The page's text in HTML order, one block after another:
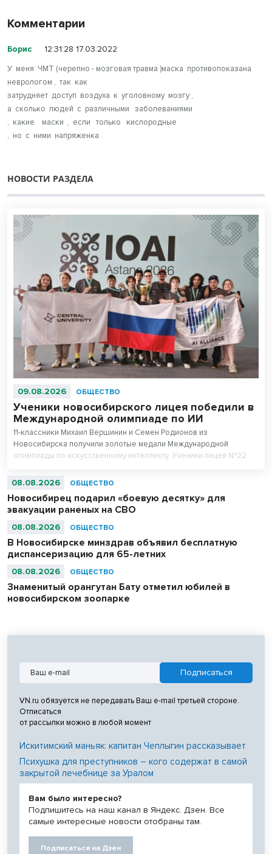
Комментарии
Борис 12:31:28 17.03.2022
У меня ЧМТ (черепно - мозговая травма )маска противопоказана
неврологом , так как
затрудняет доступ воздуха к уголовному мозгу ,
а сколько людей с различными заболеваниями
, какие маски , если только кислородные
, но с ними напряженка .
НОВОСТИ РАЗДЕЛА
09.08.2026 ОБЩЕСТВО
Ученики новосибирского лицея победили в
Международной олимпиаде по ИИ
11-классники Михаил Вершинин и Семен Родионов из
Новосибирска получили золотые медали Международной
олимпиады по искусственному интеллекту. Ученики лицея №22
абсолютными чемпионами соревнований.
08.08.2026 ОБЩЕСТВО
Новосибирец подарил «боевую десятку» для
эвакуации раненых на СВО
08.08.2026 ОБЩЕСТВО
В Новосибирске минздрав объявил бесплатную
диспансеризацию для 65-летних
08.08.2026 ОБЩЕСТВО
Знаменитый орангутан Бату отметил юбилей в
новосибирском зоопарке
VN.ru обязуется не передавать Ваш e-mail третьей стороне.
Отписаться
от рассылки можно в любой момент
Искитимский маньяк: капитан Чеплыгин рассказывает
Психушка для преступников – кого содержат в самой
закрытой лечебнице за Уралом
Вам было интересно?
Подпишитесь на наш канал в Яндекс. Дзен. Все
самые интересные новости отобраны там.
Подписаться на Дзен